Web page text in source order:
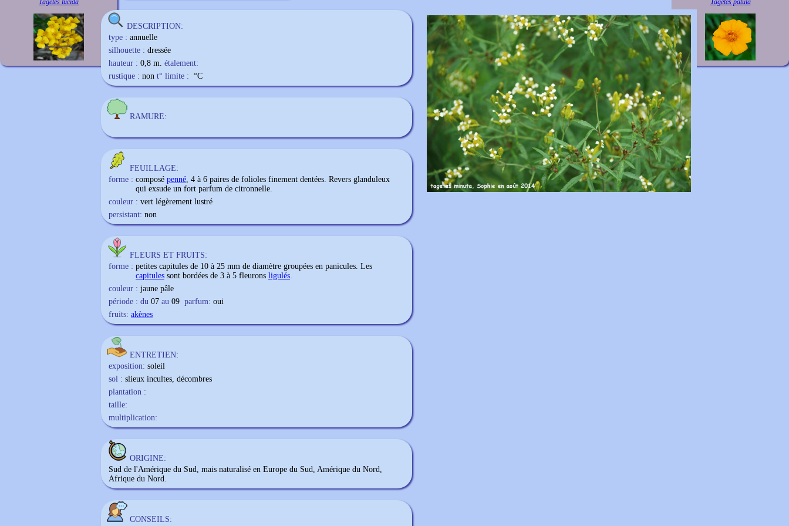
Tagetes lucida Tagetes patula
DESCRIPTION:
type : annuelle
silhouette : dressée
hauteur : 0,8 m. étalement:
rustique : non t° limite : °C
RAMURE:
FEUILLAGE:
forme : composé penné, 4 à 6 paires de folioles finement dentées. Revers glanduleux
qui exsude un fort parfum de citronnelle.
couleur : vert légèrement lustré
persistant: non
FLEURS ET FRUITS:
forme : petites capitules de 10 à 25 mm de diamètre groupées en panicules. Les
capitules sont bordées de 3 à 5 fleurons ligulés.
couleur : jaune pâle
période : du 07 au 09 parfum: oui
fruits: akènes
ENTRETIEN:
exposition: soleil
sol : slieux incultes, décombres
plantation :
taille:
multiplication:
ORIGINE:
Sud de l'Amérique du Sud, mais naturalisé en Europe du Sud, Amérique du Nord,
Afrique du Nord.
CONSEILS: